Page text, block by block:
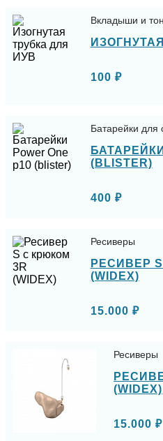
Вкладыши и
100 ₽
Батарейки для
БАТАРЕЙКИ
(BLISTER)
400 ₽
Ресиверы
РЕСИВЕР
(WIDEX)
15.000 ₽
Ресиверы
(WIDEX)
15.000 ₽